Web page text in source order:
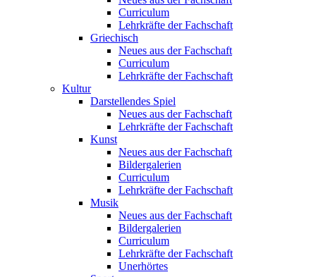
Curriculum
Lehrkräfte der Fachschaft
Griechisch
Neues aus der Fachschaft
Curriculum
Lehrkräfte der Fachschaft
Kultur
Darstellendes Spiel
Neues aus der Fachschaft
Lehrkräfte der Fachschaft
Kunst
Neues aus der Fachschaft
Bildergalerien
Curriculum
Lehrkräfte der Fachschaft
Musik
Neues aus der Fachschaft
Bildergalerien
Curriculum
Lehrkräfte der Fachschaft
Unerhörtes